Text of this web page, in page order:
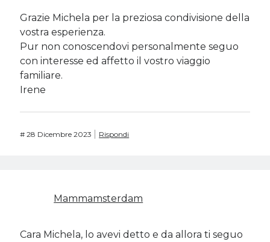
Grazie Michela per la preziosa condivisione della
vostra esperienza.
Pur non conoscendovi personalmente seguo
con interesse ed affetto il vostro viaggio
familiare.
Irene
#28 Dicembre 2023 Rispondi
Mammamsterdam
Cara Michela, lo avevi detto e da allora ti seguo